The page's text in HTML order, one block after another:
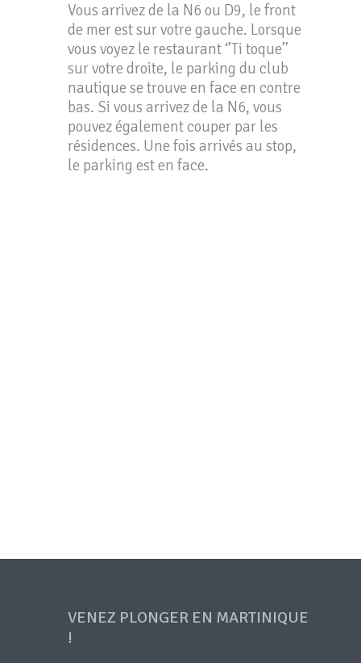
Vous arrivez de la N6 ou D9, le front
de mer est sur votre gauche. Lorsque
vous voyez le restaurant ‘’Ti toque’’
sur votre droite, le parking du club
nautique se trouve en face en contre
bas. Si vous arrivez de la N6, vous
pouvez également couper par les
résidences. Une fois arrivés au stop,
le parking est en face.
VENEZ PLONGER EN MARTINIQUE
!